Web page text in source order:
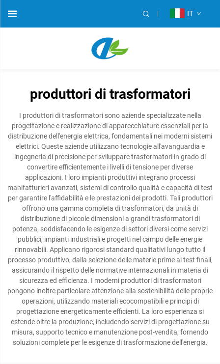
IT
produttori di trasformatori
I produttori di trasformatori sono aziende specializzate nella
progettazione e realizzazione di apparecchiature essenziali per la
distribuzione dell'energia elettrica, fondamentali nei moderni sistemi
elettrici. Queste aziende utilizzano tecnologie all'avanguardia e
ingegneria di precisione per sviluppare trasformatori in grado di
convertire efficientemente i livelli di tensione per diverse
applicazioni. I loro impianti produttivi integrano processi
manifatturieri avanzati, sistemi di controllo qualità e capacità di test
per garantire l'affidabilità e le prestazioni dei prodotti. Tali produttori
offrono una gamma completa di trasformatori, da unità di
distribuzione di piccole dimensioni a grandi trasformatori di
potenza, soddisfacendo le esigenze di settori diversi come servizi
pubblici, impianti industriali e progetti nel campo delle energie
rinnovabili. Applicano rigorosi standard qualitativi lungo tutto il
processo produttivo, dalla selezione delle materie prime ai test finali,
assicurando il rispetto delle normative internazionali in materia di
sicurezza ed efficienza. I moderni produttori di trasformatori
pongono inoltre particolare attenzione alla sostenibilità delle proprie
operazioni, utilizzando materiali ecocompatibili e principi di
progettazione energeticamente efficienti. La loro esperienza si
estende oltre la produzione, includendo servizi di progettazione su
misura, supporto tecnico e manutenzione post-vendita, fornendo
soluzioni complete per le esigenze di trasformazione dell'energia.